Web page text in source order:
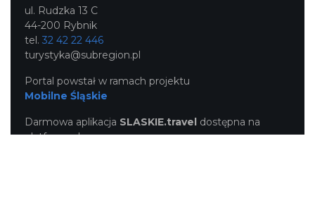
ul. Rudzka 13 C
44-200 Rybnik
tel. 32 42 22 446
turystyka@subregion.pl
Portal powstał w ramach projektu
Mobilne Śląskie
Darmowa aplikacja SLASKIE.travel dostępna na
platformach